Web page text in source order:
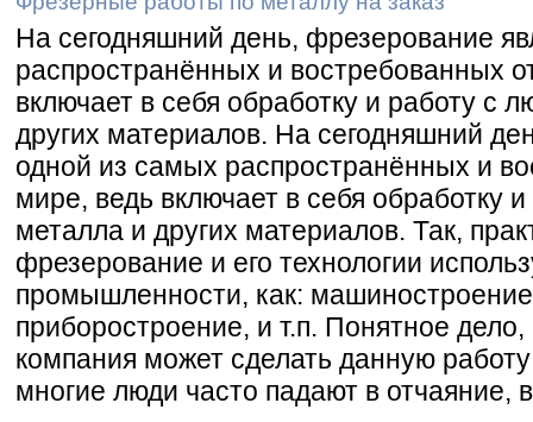
На сегодняшний день, фрезерование
распространённых и востребованных
включает в себя обработку и работу с
других материалов. На сегодняшний
одной из самых распространённых и
мире, ведь включает в себя обработку
металла и других материалов. Так,
фрезерование и его технологии
промышленности, как:
приборостроение, и т.п. Понятное
компания может сделать данную
многие люди часто падают в отчаяние,